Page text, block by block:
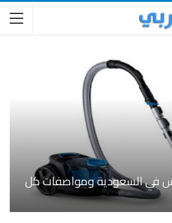
في السعودية ومواصفات كل